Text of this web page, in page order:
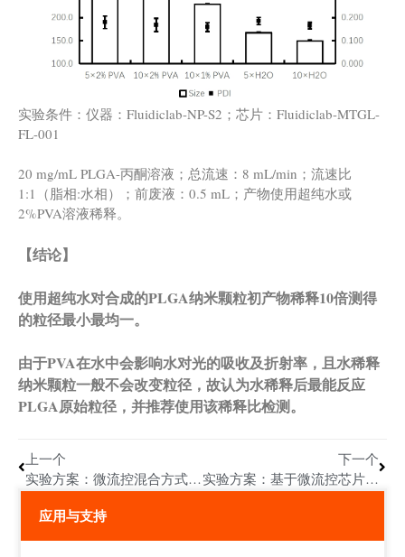
实验条件：仪器：Fluidiclab-NP-S2；芯片：Fluidiclab-MTGL-
FL-001
20 mg/mL PLGA-丙酮溶液；总流速：8 mL/min；流速比
1:1（脂相:水相）；前废液：0.5 mL；产物使用超纯水或
2%PVA溶液稀释。
【结论】
使用超纯水对合成的PLGA纳米颗粒初产物稀释10倍测得
的粒径最小最均一。
由于PVA在水中会影响水对光的吸收及折射率，且水稀释
纳米颗粒一般不会改变粒径，故认为水稀释后最能反应
PLGA原始粒径，并推荐使用该稀释比检测。
上一个
实验方案：微流控混合方式制备壳聚糖/siRNA纳米颗粒(附质量检测、转染细胞 方案)
下一个
实验方案：基于微流控芯片制备核酸脂质纳米颗粒（mRNA-LNP合成为例）（附：LNP合成质量检测、转染细胞等实验方案）
应用与支持